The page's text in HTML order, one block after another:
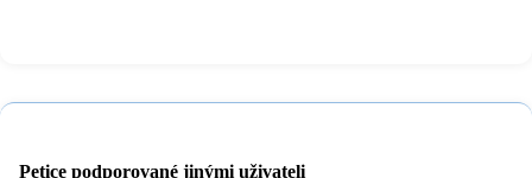
Petice podporované jinými uživateli